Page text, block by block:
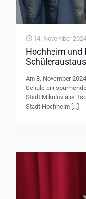
14. November 2024
Hochheim und
Am 8. November
Schule ein
Stadt Mikulov aus
Stadt Hochheim […]